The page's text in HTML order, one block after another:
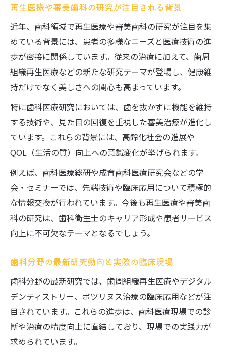
再生医療や審美歯科の研究が注目される背景
近年、歯科領域で再生医療や審美歯科の研究が注目を集
めている背景には、患者の多様なニーズと医療技術の進
歩が密接に関係しています。従来の治療に加えて、歯周
組織再生医療などの新たな研究テーマが登場し、健康維
持だけでなく美しさへの関心も高まっています。
特に歯科医療研究においては、歯を抜かずに機能を維持
する技術や、見た目の回復を重視した審美治療が進化し
ています。これらの背景には、高齢化社会の進展や
QOL（生活の質）向上への意識変化が挙げられます。
例えば、歯科医療総研や成育歯科医療研究会などの学
会・セミナーでは、先端技術や臨床応用について積極的
な情報交換が行われています。今後も再生医療や審美歯
科の研究は、歯科衛生士のキャリア形成や患者サービス
向上に不可欠なテーマとなるでしょう。
歯科分野の最新研究動向と実際の臨床現場
歯科分野の最新研究では、歯周組織再生医療やデジタル
デンティストリー、ボツリヌス治療の臨床応用などが注
目されています。これらの進歩は、歯科医療現場での診
断や治療の精度向上に直結しており、現場での実践力が
求められています。